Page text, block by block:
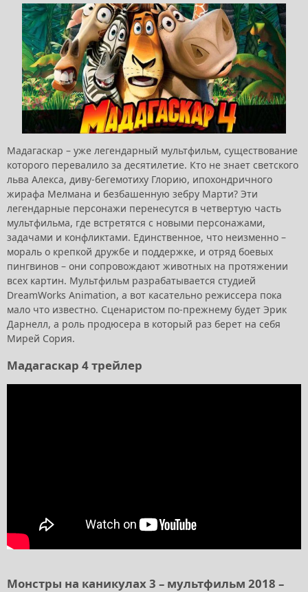
Мадагаскар – уже легендарный мультфильм, существование
которого перевалило за десятилетие. Кто не знает светского
льва Алекса, диву-бегемотиху Глорию, ипохондричного
жирафа Мелмана и безбашенную зебру Марти? Эти
легендарные персонажи перенесутся в четвертую часть
мультфильма, где встретятся с новыми персонажами,
задачами и конфликтами. Единственное, что неизменно –
мораль о крепкой дружбе и поддержке, и отряд боевых
пингвинов – они сопровождают животных на протяжении
всех картин. Мультфильм разрабатывается студией
DreamWorks Animation, а вот касательно режиссера пока
мало что известно. Сценаристом по-прежнему будет Эрик
Дарнелл, а роль продюсера в который раз берет на себя
Мирей Сория.
Мадагаскар 4 трейлер
Монстры на каникулах 3 – мультфильм 2018 –